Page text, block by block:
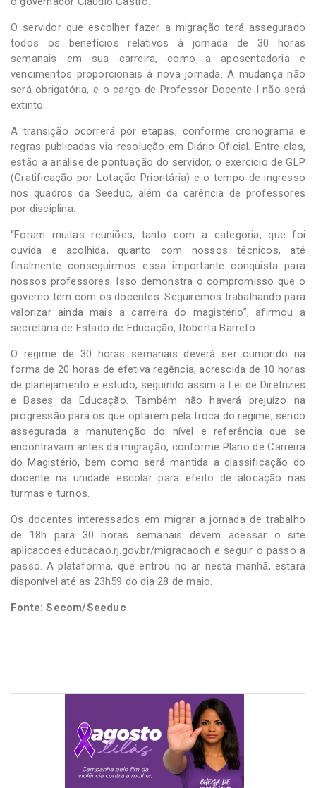
O servidor que escolher fazer a migração terá assegurado
todos os benefícios relativos à jornada de 30 horas
semanais em sua carreira, como a aposentadoria e
vencimentos proporcionais à nova jornada. A mudança não
será obrigatória, e o cargo de Professor Docente I não será
extinto.
A transição ocorrerá por etapas, conforme cronograma e
regras publicadas via resolução em Diário Oficial. Entre elas,
estão a análise de pontuação do servidor, o exercício de GLP
(Gratificação por Lotação Prioritária) e o tempo de ingresso
nos quadros da Seeduc, além da carência de professores
por disciplina.
“Foram muitas reuniões, tanto com a categoria, que foi
ouvida e acolhida, quanto com nossos técnicos, até
finalmente conseguirmos essa importante conquista para
nossos professores. Isso demonstra o compromisso que o
governo tem com os docentes. Seguiremos trabalhando para
valorizar ainda mais a carreira do magistério”, afirmou a
secretária de Estado de Educação, Roberta Barreto.
O regime de 30 horas semanais deverá ser cumprido na
forma de 20 horas de efetiva regência, acrescida de 10 horas
de planejamento e estudo, seguindo assim a Lei de Diretrizes
e Bases da Educação. Também não haverá prejuízo na
progressão para os que optarem pela troca do regime, sendo
assegurada a manutenção do nível e referência que se
encontravam antes da migração, conforme Plano de Carreira
do Magistério, bem como será mantida a classificação do
docente na unidade escolar para efeito de alocação nas
turmas e turnos.
Os docentes interessados em migrar a jornada de trabalho
de 18h para 30 horas semanais devem acessar o site
aplicacoes.educacao.rj.gov.br/migracaoch e seguir o passo a
passo. A plataforma, que entrou no ar nesta manhã, estará
disponível até as 23h59 do dia 28 de maio.
Fonte: Secom/Seeduc